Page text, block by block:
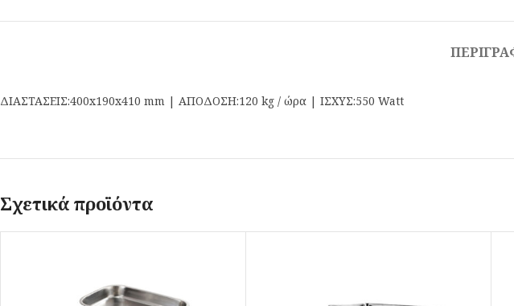
ΔΙΑΣΤΑΣΕΙΣ:400x190x410 mm | ΑΠΟΔΟΣΗ:120 kg / ώρα | ΙΣΧΥΣ:550 Watt
Σχετικά προϊόντα